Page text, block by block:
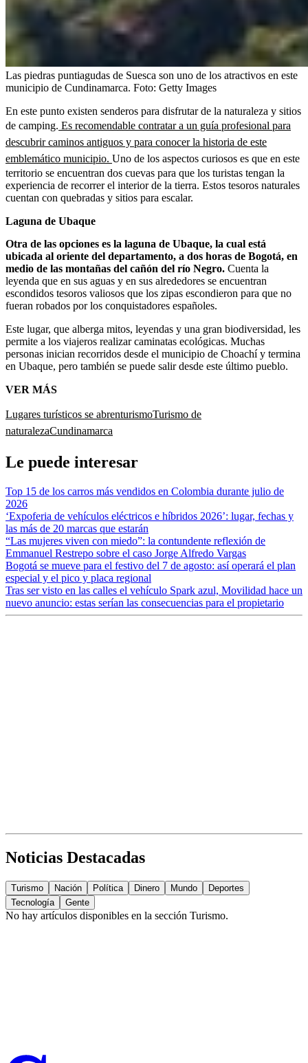
Las piedras puntiagudas de Suesca son uno de los atractivos en este
municipio de Cundinamarca. Foto: Getty Images
En este punto existen senderos para disfrutar de la naturaleza y sitios
de camping. Es recomendable contratar a un guía profesional para
descubrir caminos antiguos y para conocer la historia de este
emblemático municipio. Uno de los aspectos curiosos es que en este
territorio se encuentran dos cuevas para que los turistas tengan la
experiencia de recorrer el interior de la tierra. Estos tesoros naturales
cuentan con quebradas y sitios para escalar.
Laguna de Ubaque
Otra de las opciones es la laguna de Ubaque, la cual está
ubicada al oriente del departamento, a dos horas de Bogotá, en
medio de las montañas del cañón del río Negro. Cuenta la
leyenda que en sus aguas y en sus alrededores se encuentran
escondidos tesoros valiosos que los zipas escondieron para que no
fueran robados por los conquistadores españoles.
Este lugar, que alberga mitos, leyendas y una gran biodiversidad, les
permite a los viajeros realizar caminatas ecológicas. Muchas
personas inician recorridos desde el municipio de Choachí y termina
en Ubaque, pero también se puede salir desde este último pueblo.
VER MÁS
Lugares turísticos se abrenturismoTurismo de
naturalezaCundinamarca
Le puede interesar
Top 15 de los carros más vendidos en Colombia durante julio de
2026
‘Expoferia de vehículos eléctricos e híbridos 2026’: lugar, fechas y
las más de 20 marcas que estarán
“Las mujeres viven con miedo”: la contundente reflexión de
Emmanuel Restrepo sobre el caso Jorge Alfredo Vargas
Bogotá se mueve para el festivo del 7 de agosto: así operará el plan
especial y el pico y placa regional
Tras ser visto en las calles el vehículo Spark azul, Movilidad hace un
nuevo anuncio: estas serían las consecuencias para el propietario
Noticias Destacadas
Turismo Nación Política Dinero Mundo
Deportes
Tecnología
Gente
No hay artículos disponibles en la sección Turismo.